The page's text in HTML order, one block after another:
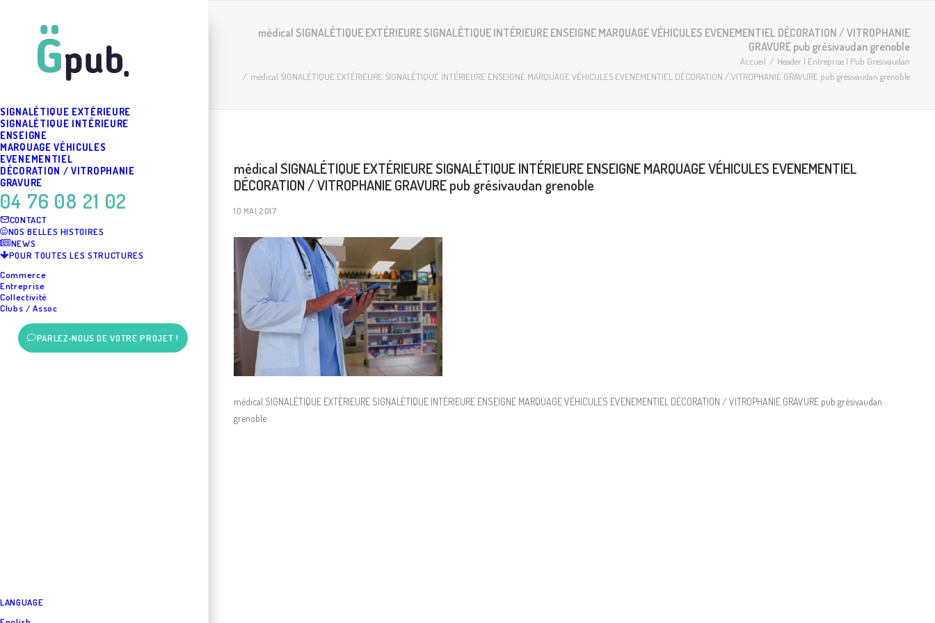
SIGNALÉTIQUE EXTÉRIEURE
SIGNALÉTIQUE INTÉRIEURE
ENSEIGNE
MARQUAGE VÉHICULES
EVENEMENTIEL
DÉCORATION / VITROPHANIE
GRAVURE
04 76 08 21 02
CONTACT
NOS BELLES HISTOIRES
NEWS
POUR TOUTES LES STRUCTURES
Commerce
Entreprise
Collectivité
Clubs / Assoc
PARLEZ-NOUS DE VOTRE PROJET !
LANGUAGE
médical SIGNALÉTIQUE EXTÉRIEURE SIGNALÉTIQUE INTÉRIEURE ENSEIGNE MARQUAGE VÉHICULES EVENEMENTIEL DÉCORATION / VITROPHANIE
GRAVURE pub grésivaudan grenoble
Accueil
Header | Entreprise | Pub Gresivaudan
médical SIGNALÉTIQUE EXTÉRIEURE SIGNALÉTIQUE INTÉRIEURE ENSEIGNE MARQUAGE VÉHICULES EVENEMENTIEL DÉCORATION / VITROPHANIE GRAVURE pub grésivaudan grenoble
médical SIGNALÉTIQUE EXTÉRIEURE SIGNALÉTIQUE INTÉRIEURE ENSEIGNE MARQUAGE VÉHICULES EVENEMENTIEL
DÉCORATION / VITROPHANIE GRAVURE pub grésivaudan grenoble
10 MAI 2017
médical SIGNALÉTIQUE EXTÉRIEURE SIGNALÉTIQUE INTÉRIEURE ENSEIGNE MARQUAGE VÉHICULES EVENEMENTIEL DÉCORATION / VITROPHANIE GRAVURE pub grésivaudan
grenoble